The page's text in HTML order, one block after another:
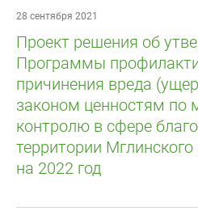
28 сентября 2021
Проект решения об
Программы
причинения вреда
законом ценностям по
контролю в сфере
территории Мглинского
на 2022 год